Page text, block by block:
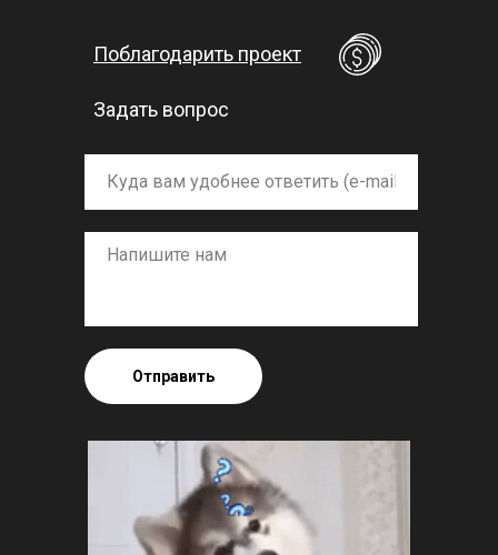
Отправить
Поблагодарить проект
Задать вопрос